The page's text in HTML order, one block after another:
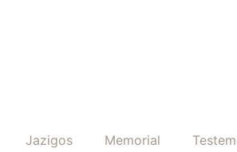
Jazigos Memorial